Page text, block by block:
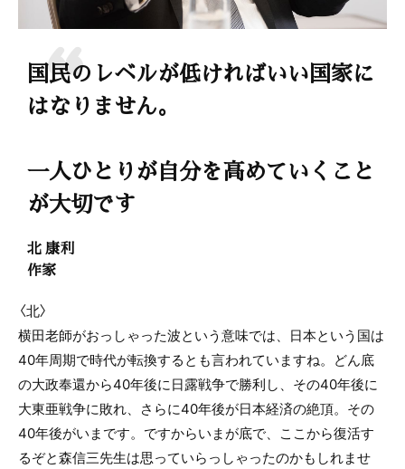
国民のレベルが低ければいい国家に
はなりません。
一人ひとりが自分を高めていくこと
が大切です
北 康利
作家
〈北〉
横田老師がおっしゃった波という意味では、日本という国は
40年周期で時代が転換するとも言われていますね。どん底
の大政奉還から40年後に日露戦争で勝利し、その40年後に
大東亜戦争に敗れ、さらに40年後が日本経済の絶頂。その
40年後がいまです。ですからいまが底で、ここから復活す
るぞと森信三先生は思っていらっしゃったのかもしれませ